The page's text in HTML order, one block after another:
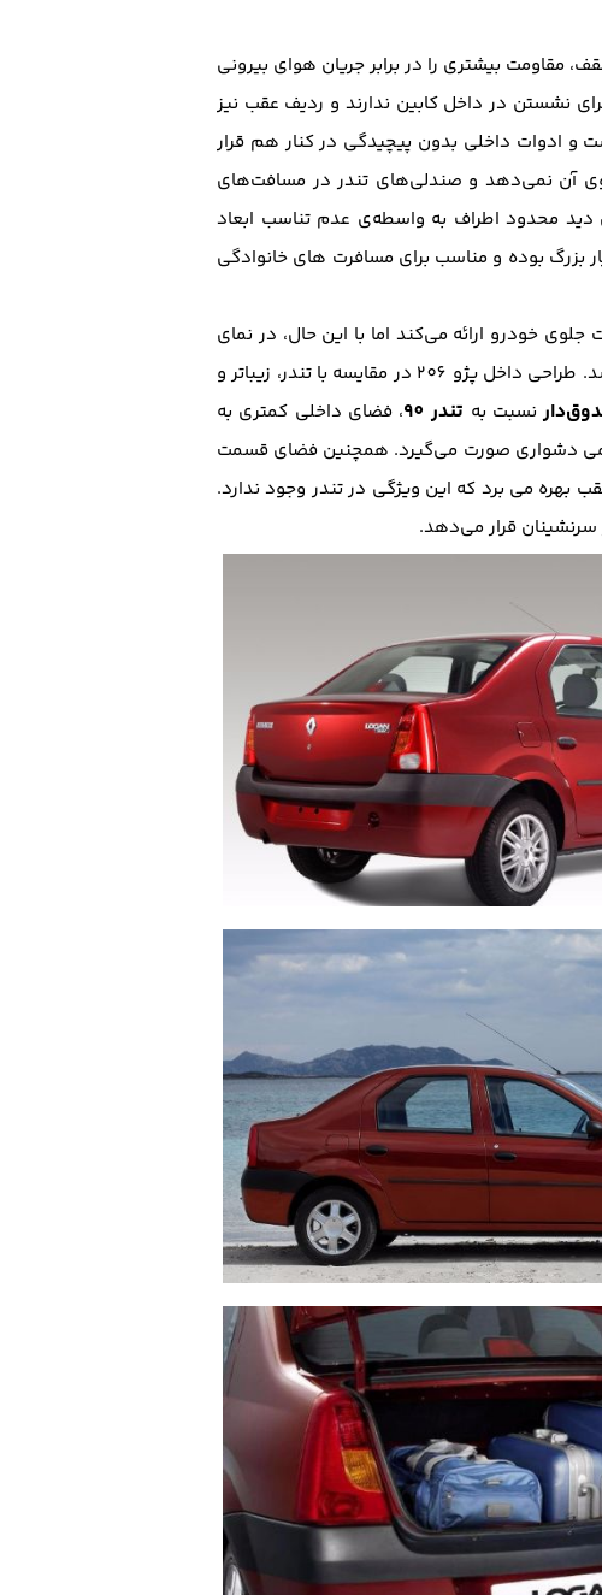
مقاومت بیشتری را در برابر جریان هوای بیرونی
نشستن در داخل کابین ندارند و ردیف عقب نیز
و ادوات داخلی بدون پیچیدگی در کنار هم قرار
و وسایل را بر روی آن نمی‌دهد و صندلی‌های تندر در مسافت‌های
تندر، میدان دید محدود اطراف به واسطه‌ی عدم تناسب ابعاد
بوده و مناسب برای مسافرت های خانوادگی
جلوی خودرو ارائه می‌کند اما با این حال، در نمای
جانبی و قسمت پشتی خودرو به واسطه نوع طراحی صندوق عقب و ستون عقب کمی نامتوازن به نظر می‌رسد. طراحی داخل پژو 206 در مقایسه با تندر، زیباتر و
نسبت به تندر 90
، فضای داخلی کمتری به
دشواری صورت می‌گیرد. همچنین فضای قسمت
پژو 206 از قابلیت خواباندن صندلی‌های عقب بهره می برد که این ویژگی در تندر وجود ندارد.
سرنشینان قرار می‌دهد.